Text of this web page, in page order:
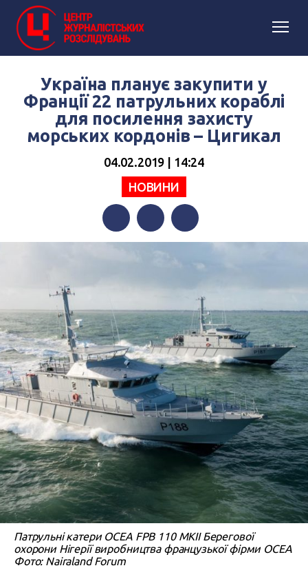
Україна планує закупити у
Франції 22 патрульних кораблі
для посилення захисту
морських кордонів – Цигикал
04.02.2019 | 14:24
НОВИНИ
FacebookTwitterTelegram
Патрульні катери OCEA FPB 110 MKII Берегової
охорони Нігерії виробництва французької фірми OCEA
Фото: Nairaland Forum